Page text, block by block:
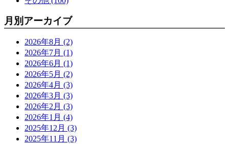
月別アーカイブ
2026年8月 (2)
2026年7月 (1)
2026年6月 (1)
2026年5月 (2)
2026年4月 (3)
2026年3月 (3)
2026年2月 (3)
2026年1月 (4)
2025年12月 (3)
2025年11月 (3)